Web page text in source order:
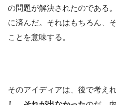
の問題が解決されたのである
に済んだ。それはもちろん、
ことを意味する。
そのアイディアは、後で考え